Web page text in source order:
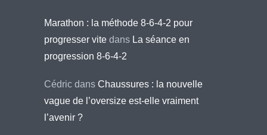
Marathon : la méthode 8-6-4-2 pour
progresser vite dans La séance en
progression 8-6-4-2
Cédric dans Chaussures : la nouvelle
vague de l’oversize est-elle vraiment
l’avenir ?